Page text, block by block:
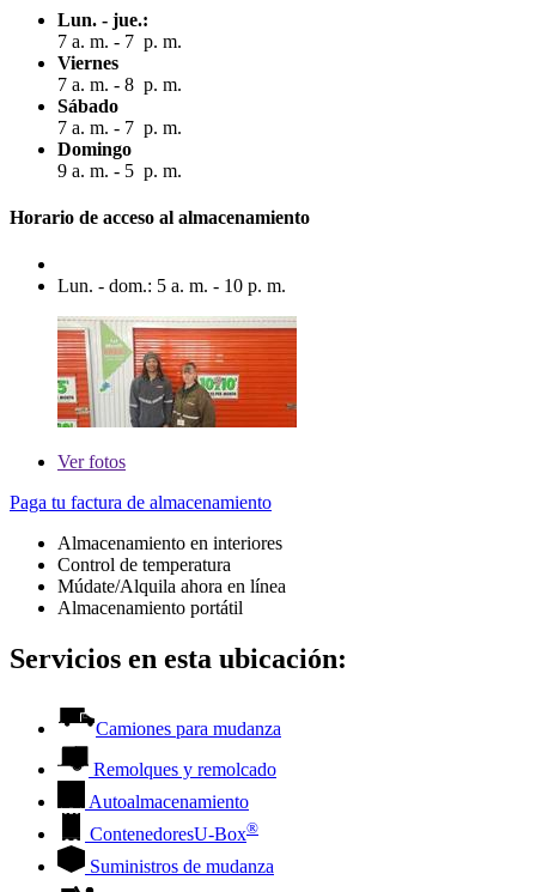
Lun. - jue.:
7 a. m. - 7 p. m.
Viernes
7 a. m. - 8 p. m.
Sábado
7 a. m. - 7 p. m.
Domingo
9 a. m. - 5 p. m.
Horario de acceso al almacenamiento
Lun. - dom.: 5 a. m. - 10 p. m.
Verfotos
Paga tu factura de almacenamiento
Almacenamiento en interiores
Control de temperatura
Múdate/Alquila ahora en línea
Almacenamiento portátil
Servicios en esta ubicación:
Camiones para mudanza
Remolques y remolcado
Autoalmacenamiento
ContenedoresU-Box®
Suministros de mudanza